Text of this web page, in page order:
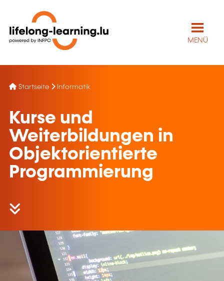
MENÜ
Startseite Informatik
Kurse und
Weiterbildungen in
Objektorientierte
Programmierung